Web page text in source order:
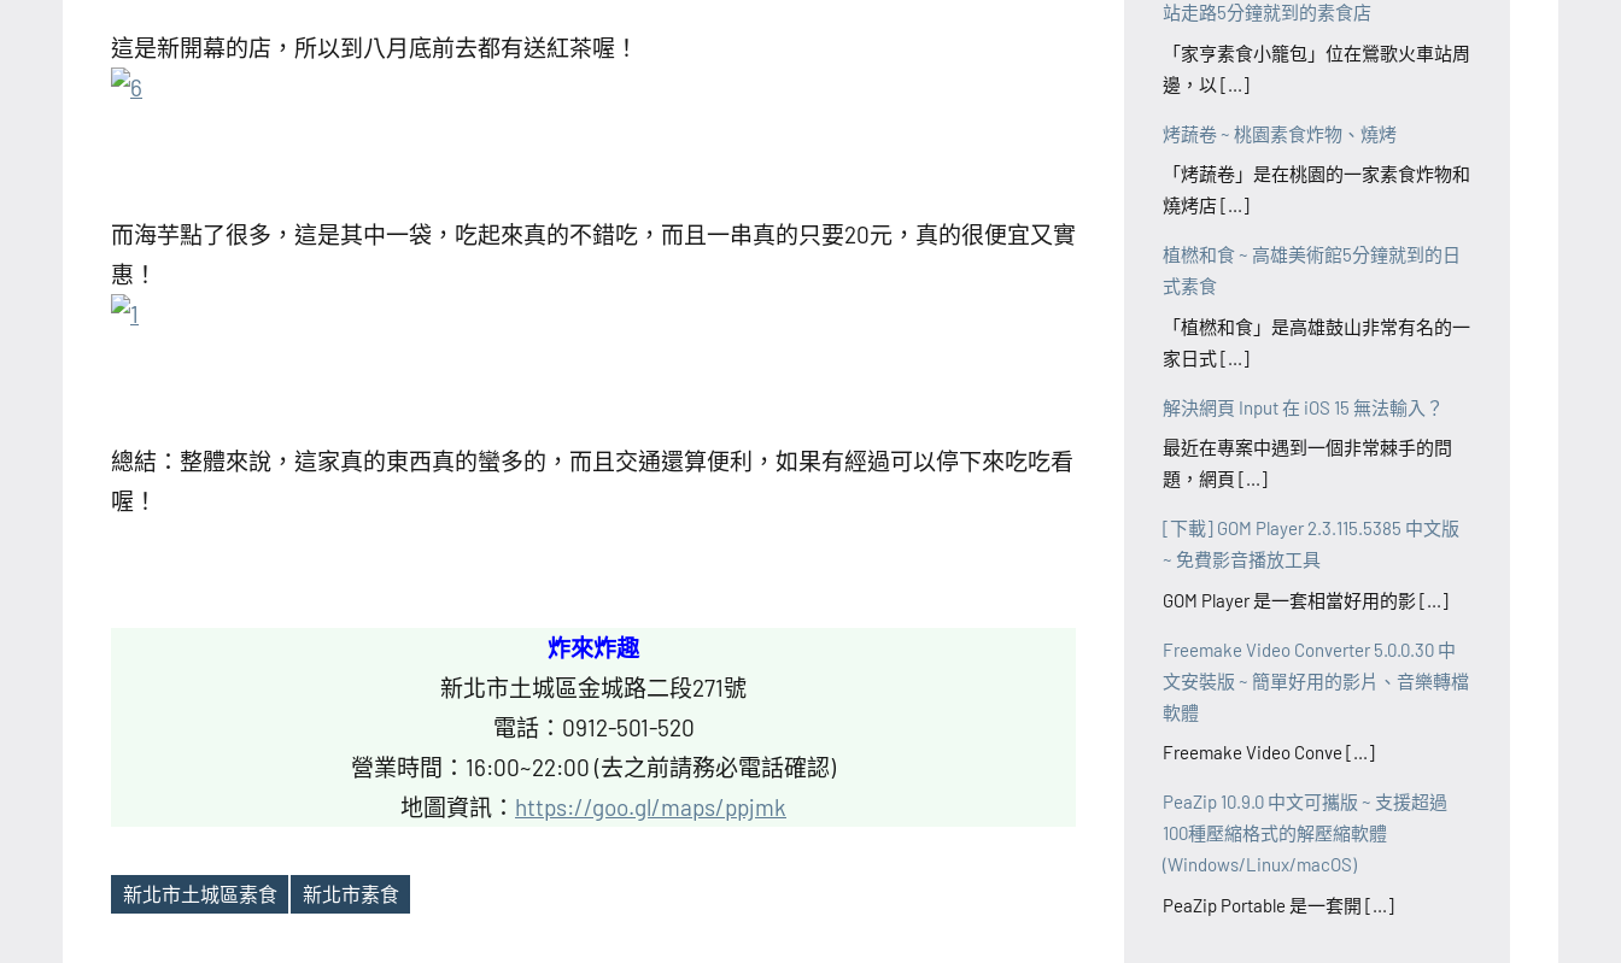
這是新開幕的店，所以到八月底前去都有送紅茶喔！
而海芋點了很多，這是其中一袋，吃起來真的不錯吃，而且一串真的只要20元，真的很便宜又實
惠！
總結：整體來說，這家真的東西真的蠻多的，而且交通還算便利，如果有經過可以停下來吃吃看
喔！
炸來炸趣
新北市土城區金城路二段271號
電話：0912-501-520
營業時間：16:00~22:00 (去之前請務必電話確認)
地圖資訊： https://goo.gl/maps/ppjmk
Tags
新北市土城區素食 新北市素食
站走路5分鐘就到的素食店
「家亨素食小籠包」位在鶯歌火車站周
邊，以 [...]
烤蔬卷 ~ 桃園素食炸物、燒烤
「烤蔬卷」是在桃園的一家素食炸物和
燒烤店 [...]
植橪和食 ~ 高雄美術館5分鐘就到的日
式素食
「植橪和食」是高雄鼓山非常有名的一
家日式 [...]
解決網頁 Input 在 iOS 15 無法輸入？
最近在專案中遇到一個非常棘手的問
題，網頁 [...]
[下載] GOM Player 2.3.115.5385 中文版
~ 免費影音播放工具
GOM Player 是一套相當好用的影 [...]
Freemake Video Converter 5.0.0.30 中
文安裝版 ~ 簡單好用的影片、音樂轉檔
軟體
Freemake Video Conve [...]
PeaZip 10.9.0 中文可攜版 ~ 支援超過
100種壓縮格式的解壓縮軟體
(Windows/Linux/macOS)
PeaZip Portable 是一套開 [...]